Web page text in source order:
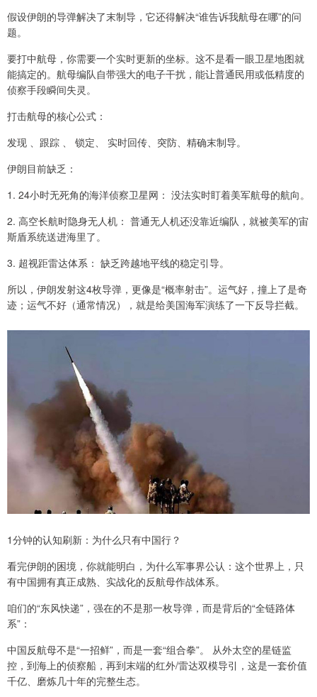
假设伊朗的导弹解决了末制导，它还得解决“谁告诉我航母在哪”的问
题。
要打中航母，你需要一个实时更新的坐标。这不是看一眼卫星地图就
能搞定的。航母编队自带强大的电子干扰，能让普通民用或低精度的
侦察手段瞬间失灵。
打击航母的核心公式：
发现 、跟踪 、 锁定、 实时回传、突防、精确末制导。
伊朗目前缺乏：
1. 24小时无死角的海洋侦察卫星网： 没法实时盯着美军航母的航向。
2. 高空长航时隐身无人机： 普通无人机还没靠近编队，就被美军的宙
斯盾系统送进海里了。
3. 超视距雷达体系： 缺乏跨越地平线的稳定引导。
所以，伊朗发射这4枚导弹，更像是“概率射击”。运气好，撞上了是奇
迹；运气不好（通常情况），就是给美国海军演练了一下反导拦截。
1分钟的认知刷新：为什么只有中国行？
看完伊朗的困境，你就能明白，为什么军事界公认：这个世界上，只
有中国拥有真正成熟、实战化的反航母作战体系。
咱们的“东风快递”，强在的不是那一枚导弹，而是背后的“全链路体
系”：
中国反航母不是“一招鲜”，而是一套“组合拳”。 从外太空的星链监
控，到海上的侦察船，再到末端的红外/雷达双模导引，这是一套价值
千亿、磨炼几十年的完整生态。